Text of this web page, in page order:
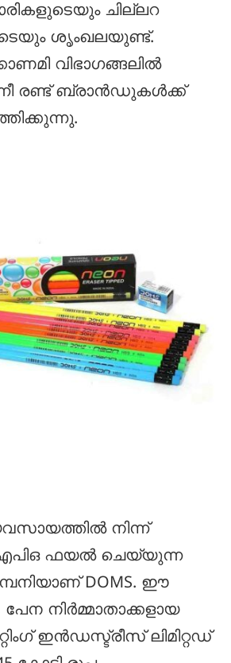
ചില്ലറ
ശൃംഖലയുണ്ട്.
വിഭാഗങ്ങലിൽ
രണ്ട് ബ്രാൻഡുകൾക്ക്
നിന്ന്
ഫയൽ ചെയ്യുന്ന
DOMS. ഈ
നിർമ്മാതാക്കളായ
ഇൻഡസ്ട്രീസ് ലിമിറ്റഡ്